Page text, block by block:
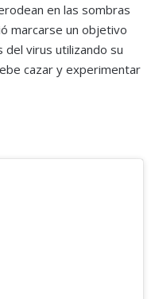
en las sombras
marcarse un objetivo
virus utilizando su
cazar y experimentar